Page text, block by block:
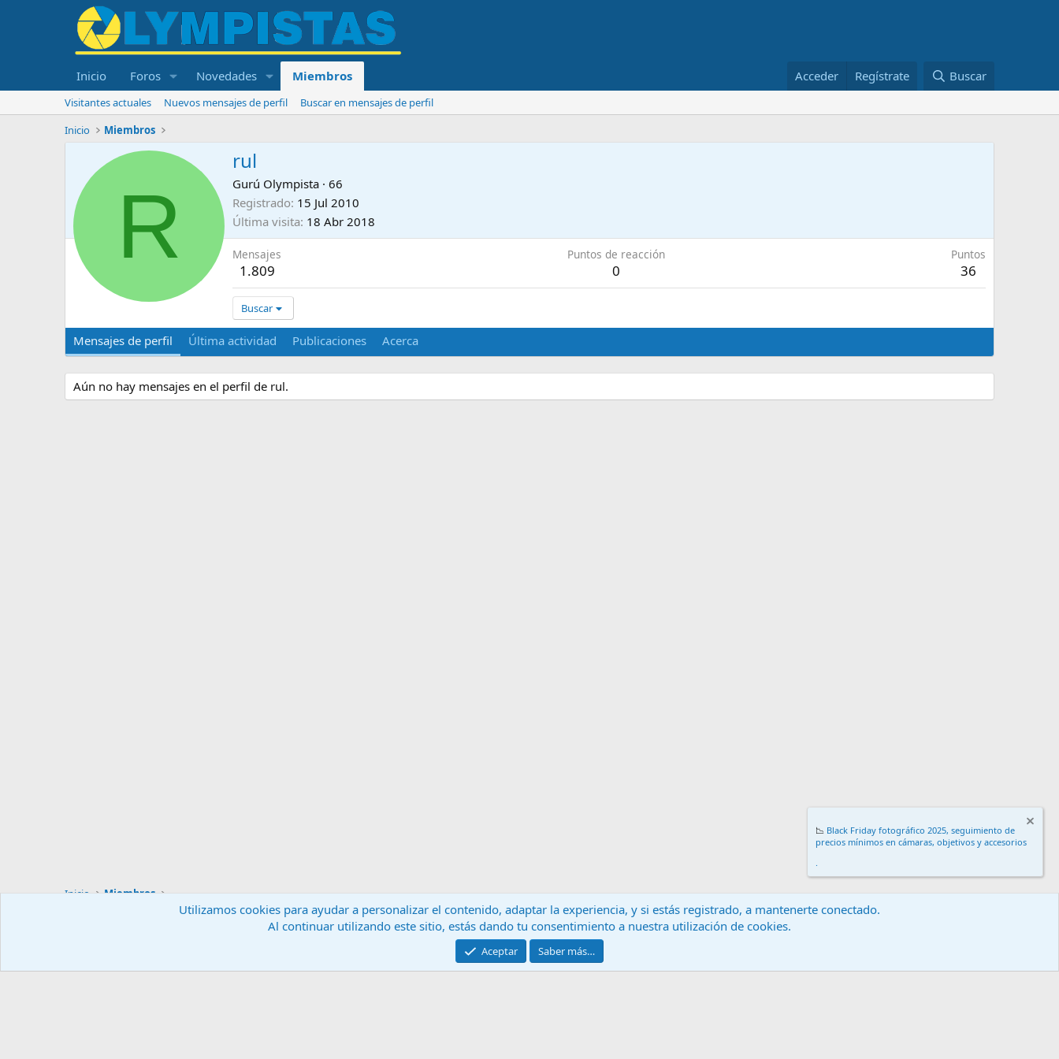
Inicio Foros Novedades Miembros Acceder Regístrate Buscar
Visitantes actuales Nuevos mensajes de perfil
Buscar en mensajes de perfil
Inicio
Miembros
R
rul
Gurú Olympista · 66
Registrado 15 Jul 2010
Última visita 18 Abr 2018
Mensajes
1.809
Puntos de reacción
0
Puntos
36
Buscar
Mensajes de perfil Última actividad Publicaciones Acerca
Aún no hay mensajes en el perfil de rul.
Inicio Miembros
Contáctanos Términos y reglas
Community platform by XenForo® © 2010-2024 XenForo Ltd.
📉 Black Friday fotográfico 2025, seguimiento de
precios mínimos en cámaras, objetivos y accesorios
.
Utilizamos cookies para ayudar a personalizar el contenido, adaptar la experiencia, y si estás registrado, a mantenerte conectado.
Al continuar utilizando este sitio, estás dando tu consentimiento a nuestra utilización de cookies.
Aceptar Saber más…